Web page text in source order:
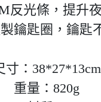
反光條，提升
製鑰匙圈，鑰匙
寸：38*27*13cm
重量：820g